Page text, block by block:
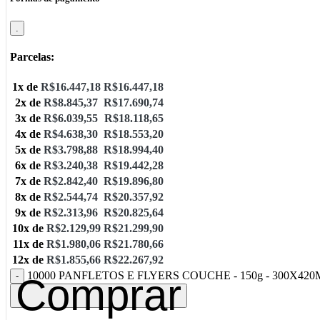
Parcelas:
1x de R$16.447,18 R$16.447,18
2x de R$8.845,37 R$17.690,74
3x de R$6.039,55 R$18.118,65
4x de R$4.638,30 R$18.553,20
5x de R$3.798,88 R$18.994,40
6x de R$3.240,38 R$19.442,28
7x de R$2.842,40 R$19.896,80
8x de R$2.544,74 R$20.357,92
9x de R$2.313,96 R$20.825,64
10x de R$2.129,99 R$21.299,90
11x de R$1.980,06 R$21.780,66
12x de R$1.855,66 R$22.267,92
10000 PANFLETOS E FLYERS COUCHE - 150g -
Comprar